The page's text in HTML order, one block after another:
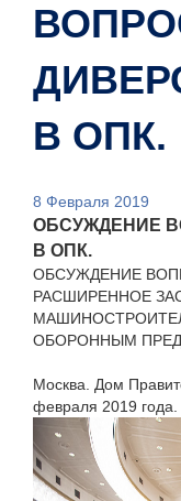
В ОПК.
8 Февраля 2019
ОБСУЖДЕНИЕ
В ОПК.
ОБСУЖДЕНИЕ
РАСШИРЕННОЕ
ОБОРОННЫМ
Москва. Дом
февраля 2019 года.